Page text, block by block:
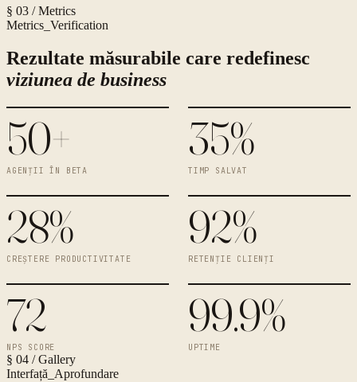
§ 03 / Metrics
Metrics_Verification
Rezultate măsurabile care redefinesc
viziunea de business
50+
AGENȚII ÎN BETA
35%
TIMP SALVAT
28%
CREȘTERE PRODUCTIVITATE
92%
RETENȚIE CLIENȚI
72
NPS SCORE
99.9%
UPTIME
§ 04 / Gallery
Interfață_Aprofundare